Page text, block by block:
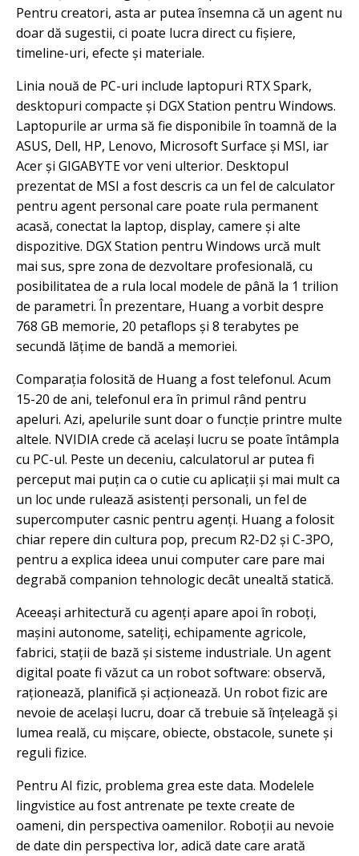
Pentru creatori, asta ar putea însemna că un agent nu
doar dă sugestii, ci poate lucra direct cu fișiere,
timeline-uri, efecte și materiale.
Linia nouă de PC-uri include laptopuri RTX Spark,
desktopuri compacte și DGX Station pentru Windows.
Laptopurile ar urma să fie disponibile în toamnă de la
ASUS, Dell, HP, Lenovo, Microsoft Surface și MSI, iar
Acer și GIGABYTE vor veni ulterior. Desktopul
prezentat de MSI a fost descris ca un fel de calculator
pentru agent personal care poate rula permanent
acasă, conectat la laptop, display, camere și alte
dispozitive. DGX Station pentru Windows urcă mult
mai sus, spre zona de dezvoltare profesională, cu
posibilitatea de a rula local modele de până la 1 trilion
de parametri. În prezentare, Huang a vorbit despre
768 GB memorie, 20 petaflops și 8 terabytes pe
secundă lățime de bandă a memoriei.
Comparația folosită de Huang a fost telefonul. Acum
15-20 de ani, telefonul era în primul rând pentru
apeluri. Azi, apelurile sunt doar o funcție printre multe
altele. NVIDIA crede că același lucru se poate întâmpla
cu PC-ul. Peste un deceniu, calculatorul ar putea fi
perceput mai puțin ca o cutie cu aplicații și mai mult ca
un loc unde rulează asistenți personali, un fel de
supercomputer casnic pentru agenți. Huang a folosit
chiar repere din cultura pop, precum R2-D2 și C-3PO,
pentru a explica ideea unui computer care pare mai
degrabă companion tehnologic decât unealtă statică.
Aceeași arhitectură cu agenți apare apoi în roboți,
mașini autonome, sateliți, echipamente agricole,
fabrici, stații de bază și sisteme industriale. Un agent
digital poate fi văzut ca un robot software: observă,
raționează, planifică și acționează. Un robot fizic are
nevoie de același lucru, doar că trebuie să înțeleagă și
lumea reală, cu mișcare, obiecte, obstacole, sunete și
reguli fizice.
Pentru AI fizic, problema grea este data. Modelele
lingvistice au fost antrenate pe texte create de
oameni, din perspectiva oamenilor. Roboții au nevoie
de date din perspectiva lor, adică date care arată